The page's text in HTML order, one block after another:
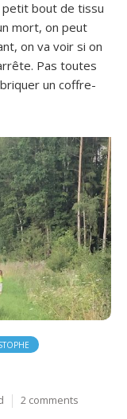
petit bout de tissu
mort, on peut
on va voir si on
Pas toutes
un coffre-
2 comments